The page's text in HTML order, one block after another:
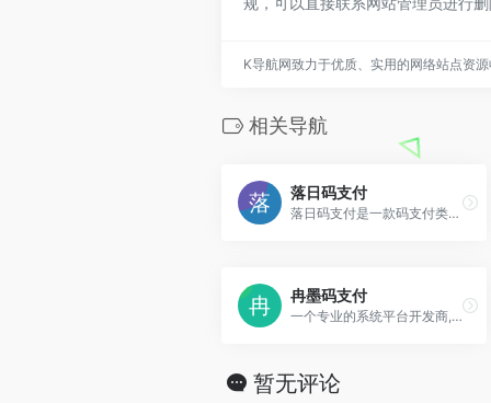
K导航网致力于优质、实用的网络站点资
相关导航
落日码支付
落日码支付是一款码支付类型支付接口-兼容彩虹易支付接口,一站式接入支付宝,微信,财付通,QQ钱包,微信wap,帮助开发者快速集成到自己相应产品,效率高,见效快,
冉墨码支付
一个专业的系统平台开发商,值得一试
暂无评论